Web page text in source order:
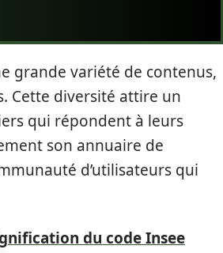
grande variété de contenus,
Cette diversité attire un
qui répondent à leurs
son annuaire de
d’utilisateurs qui
du code Insee